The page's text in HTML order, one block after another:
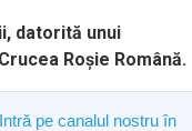
datorită unui
Roșie Română.
pe canalul nostru în